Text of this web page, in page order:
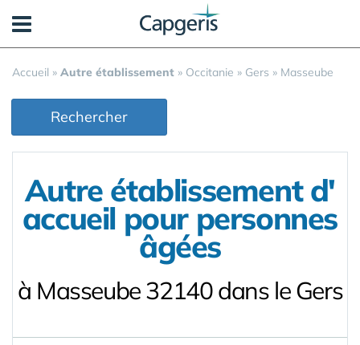
Accueil » Autre établissement » Occitanie » Gers » Masseube
Rechercher
Autre établissement d'
accueil pour personnes
âgées
à Masseube 32140 dans le Gers